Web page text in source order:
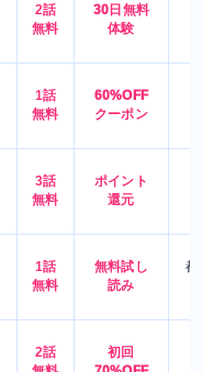
2話
無料
30日無料
体験
1話
無料
60%OFF
クーポン
3話
無料
ポイント
還元
1話
無料
無料試し
読み
都
2話
初回